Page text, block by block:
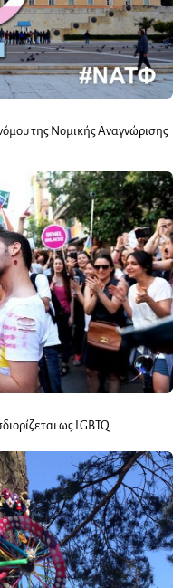
της Νομικής Αναγνώρισης
ως LGBTQ